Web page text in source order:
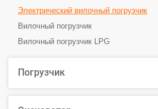
Электрический вилочный погрузчик
Вилочный погрузчик
Вилочный погрузчик LPG
Погрузчик